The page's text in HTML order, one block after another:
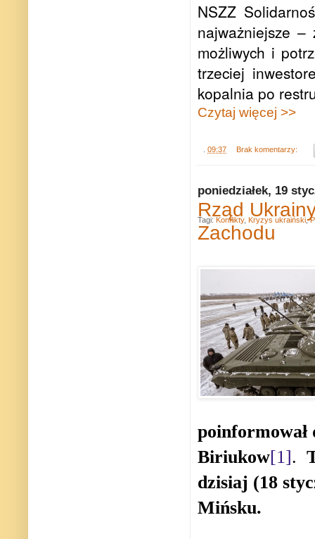
NSZZ
najważniejsze –
możliwych i
trzeciej
kopalnia po
Czytaj więcej >>
09:37 Brak komentarzy:
poniedziałek, 19
Rząd
Zachodu
Biriukow[1].
dzisiaj (18
Mińsku.
Tagi: Konflikty, Kryzys ukraiński,